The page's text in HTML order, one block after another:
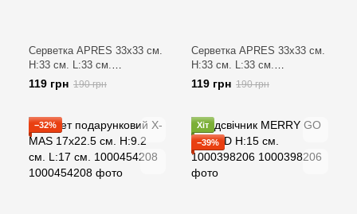
Серветка APRES 33x33 см.
H:33 см. L:33 см.
1000413412
119 грн 190 грн
Серветка APRES 33x33 см.
H:33 см. L:33 см.
1000419698
119 грн 190 грн
−32%
Хіт
−39%